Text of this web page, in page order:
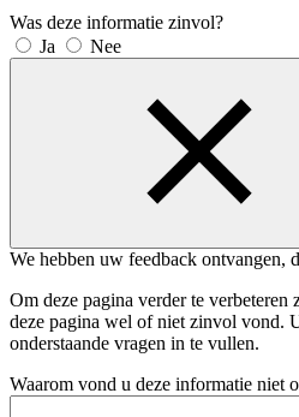
Was deze informatie zinvol?
Ja
Nee
We hebben uw feedback ontvangen,
Om deze pagina verder te
deze pagina wel of niet zinvol vond.
onderstaande vragen in te vullen.
Waarom vond u deze informatie niet